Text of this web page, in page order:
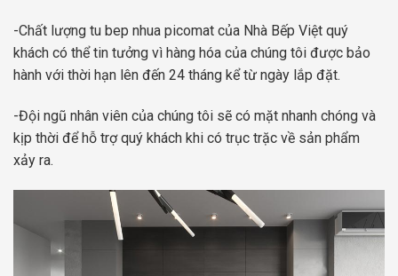
-Chất lượng tu bep nhua picomat của Nhà Bếp Việt quý
khách có thể tin tưởng vì hàng hóa của chúng tôi được bảo
hành với thời hạn lên đến 24 tháng kể từ ngày lắp đặt.
-Đội ngũ nhân viên của chúng tôi sẽ có mặt nhanh chóng và
kịp thời để hỗ trợ quý khách khi có trục trặc về sản phẩm
xảy ra.